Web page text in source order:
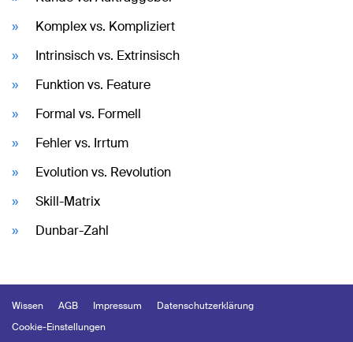
Komplex vs. Kompliziert
Intrinsisch vs. Extrinsisch
Funktion vs. Feature
Formal vs. Formell
Fehler vs. Irrtum
Evolution vs. Revolution
Skill-Matrix
Dunbar-Zahl
Wissen AGB Impressum
Datenschutzerklärung
Cookie-Einstellungen